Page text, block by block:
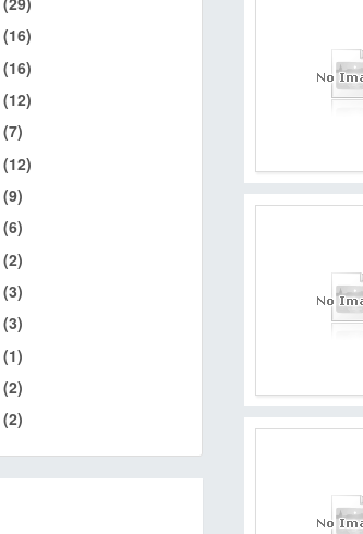
(16)
(16)
(12)
(7)
(12)
(9)
(6)
(2)
(3)
(3)
(1)
(2)
(2)